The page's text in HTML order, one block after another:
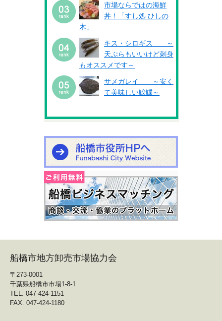
市場ならではの海鮮
丼！「すし処 ひしの
木」
キス・シロギス ～
天ぷらもいいけど刺身
もオススメです～
サメガレイ ～安く
て美味しい鮫鰈～
船橋市地方卸売市場協力会
〒273-0001
千葉県船橋市市場1-8-1
TEL. 047-424-1151
FAX. 047-424-1180